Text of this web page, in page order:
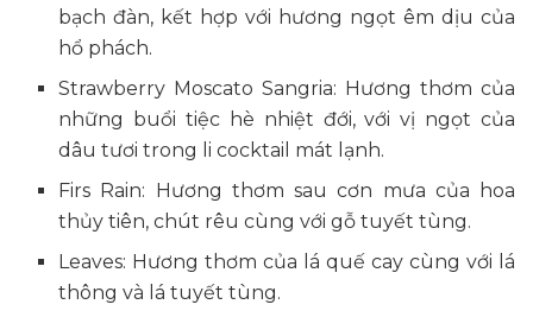
bạch đàn, kết hợp với hương ngọt êm dịu của
hổ phách.
Strawberry Moscato Sangria: Hương thơm của
những buổi tiệc hè nhiệt đới, với vị ngọt của
dâu tươi trong li cocktail mát lạnh.
Firs Rain: Hương thơm sau cơn mưa của hoa
thủy tiên, chút rêu cùng với gỗ tuyết tùng.
Leaves: Hương thơm của lá quế cay cùng với lá
thông và lá tuyết tùng.